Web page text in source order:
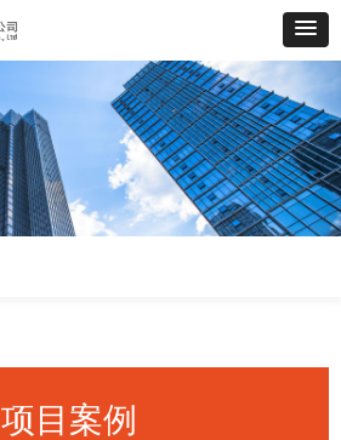
项目案例